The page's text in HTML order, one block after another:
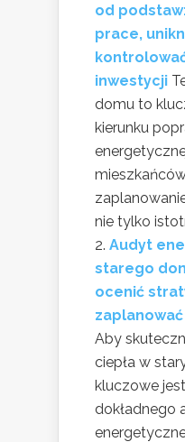
od
prace,
inwestycji
domu to
kierunku
nie tylko
Audyt
starego
ocenić
Aby
ciepła w
kluczowe
dokładnego